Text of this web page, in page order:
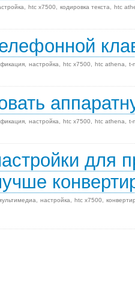
htc x7500 кодировка текста htc
настройка htc x7500 htc athena t-
настройка htc x7500 htc athena t-
для
настройка htc x7500